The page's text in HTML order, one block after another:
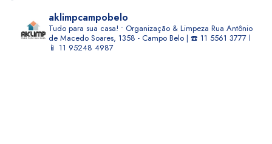
aklimpcampobelo
Tudo para sua casa! • Organização & Limpeza Rua Antônio
de Macedo Soares, 1358 - Campo Belo | ☎️ 11 5561 3777 l
📱 11 95248 4987